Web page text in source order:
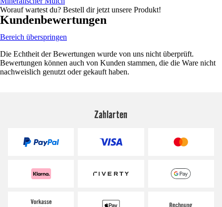
Worauf wartest du? Bestell dir jetzt unsere Produkt!
Kundenbewertungen
Bereich überspringen
Die Echtheit der Bewertungen wurde von uns nicht überprüft.
Bewertungen können auch von Kunden stammen, die die Ware nicht
nachweislich genutzt oder gekauft haben.
Zahlarten